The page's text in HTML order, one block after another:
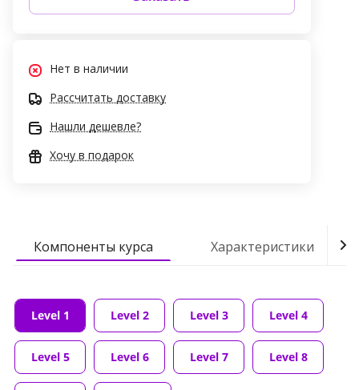
Нет в наличии
Рассчитать доставку
Нашли дешевле?
Хочу в подарок
Компоненты курса Характеристики
Level 1 Level 2 Level 3 Level 4
Level 5 Level 6 Level 7 Level 8